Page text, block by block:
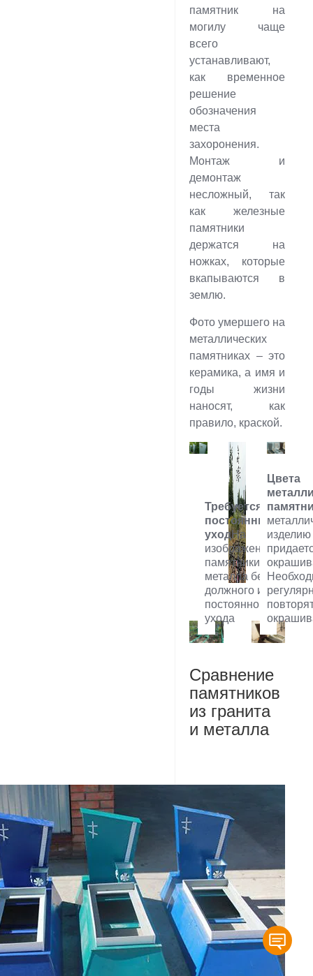
памятник на
могилу чаще
всего
устанавливают,
как временное
решение
обозначения
места
захоронения.
Монтаж и
демонтаж
несложный, так
как железные
памятники
держатся на
ножках, которые
вкапываются в
землю.
Фото умершего на
металлических
памятниках – это
керамика, а имя и
годы жизни
наносят, как
правило, краской.
Требуется
постоянный
уходНа
изображении:
памятники из
металла без
должного и
постоянного
ухода
Цвета
изделию
Сравнение
памятников
из гранита
и металла